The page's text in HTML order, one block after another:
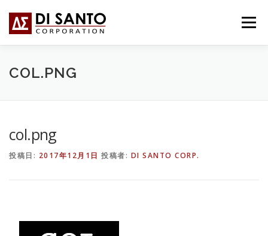
メニュー
HOME 事業内容
COL.PNG
col.png
投稿日: 2017年12月1日 投稿者: DI SANTO CORP.